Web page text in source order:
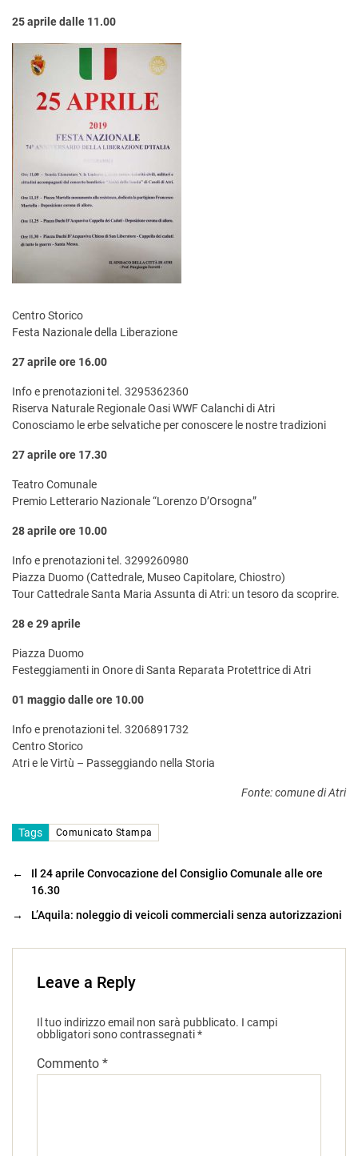
25 aprile dalle 11.00
Centro Storico
Festa Nazionale della Liberazione
27 aprile ore 16.00
Info e prenotazioni tel. 3295362360
Riserva Naturale Regionale Oasi WWF Calanchi di Atri
Conosciamo le erbe selvatiche per conoscere le nostre tradizioni
27 aprile ore 17.30
Teatro Comunale
Premio Letterario Nazionale “Lorenzo D’Orsogna”
28 aprile ore 10.00
Info e prenotazioni tel. 3299260980
Piazza Duomo (Cattedrale, Museo Capitolare, Chiostro)
Tour Cattedrale Santa Maria Assunta di Atri: un tesoro da scoprire.
28 e 29 aprile
Piazza Duomo
Festeggiamenti in Onore di Santa Reparata Protettrice di Atri
01 maggio dalle ore 10.00
Info e prenotazioni tel. 3206891732
Centro Storico
Atri e le Virtù – Passeggiando nella Storia
Fonte: comune di Atri
Tags Comunicato Stampa
←
Il 24 aprile Convocazione del Consiglio Comunale alle ore
16.30
→
L’Aquila: noleggio di veicoli commerciali senza autorizzazioni
Leave a Reply
Il tuo indirizzo email non sarà pubblicato. I campi
obbligatori sono contrassegnati*
Commento *